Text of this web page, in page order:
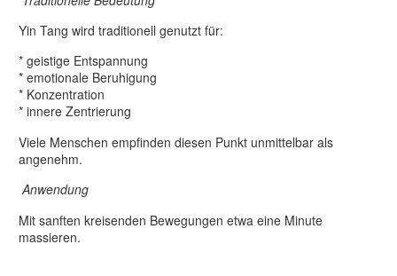
Yin Tang wird traditionell genutzt für:
* geistige Entspannung
* emotionale Beruhigung
* Konzentration
* innere Zentrierung
Viele Menschen empfinden diesen Punkt unmittelbar als
angenehm.
Anwendung
Mit sanften kreisenden Bewegungen etwa eine Minute
massieren.